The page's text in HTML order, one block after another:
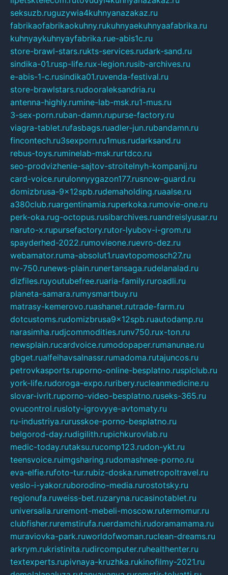
seksuzb.ruguzywia4kuhnyanazakaz.ru
fabrikaofabrikaokuhny.rukuhnyaekuhnyaafabrika.ru
kuhnyaykuhnyayfabrika.rue-abis1c.ru
store-brawl-stars.rukts-services.rudark-sand.ru
sindika-01.rusp-life.rux-legion.rusib-archives.ru
e-abis-1-c.rusindika01.ruvenda-festival.ru
store-brawlstars.rudooraleksandria.ru
antenna-highly.rumine-lab-msk.ru1-mus.ru
3-sex-porn.ruban-damn.rupurse-factory.ru
viagra-tablet.rufasbags.ruadler-jun.rubandamn.ru
fincontech.ru3sexporn.ru1mus.rudarksand.ru
rebus-toys.ruminelab-msk.rurtdco.ru
seo-prodvizhenie-sajtov-stroitelnyh-kompanij.ru
card-voice.rurulonnyygazon177.rusnow-guard.ru
domizbrusa-9x12spb.rudemaholding.ruaalse.ru
a380club.ruargentinamia.ruperkoka.rumovie-one.ru
perk-oka.rug-octopus.rusibarchives.ruandreislyusar.ru
naruto-x.rupursefactory.rutor-lyubov-i-grom.ru
spayderhed-2022.rumovieone.ruevro-dez.ru
webamator.ruma-absolut1.ruavtopomosch27.ru
nv-750.runews-plain.runertansaga.rudelanalad.ru
dizfiles.ruyoutubefree.ruaria-family.ruroadli.ru
planeta-samara.rumysmartbuy.ru
matrasy-kemerovo.ruashanet.rutrade-farm.ru
dotcustoms.rudomizbrusa9x12spb.ruautodamp.ru
narasimha.rudjcommodities.runv750.rux-ton.ru
newsplain.rucardvoice.rumodopaper.rumanunae.ru
gbget.rualfeihavsalnassr.rumadoma.rutajuncos.ru
petrovkasports.ruporno-online-besplatno.rusplclub.ru
york-life.rudoroga-expo.ruribery.rucleanmedicine.ru
slovar-ivrit.ruporno-video-besplatno.ruseks-365.ru
ovucontrol.rusloty-igrovyye-avtomaty.ru
ru-industriya.rurusskoe-porno-besplatno.ru
belgorod-day.rudigilith.rupichkurovlab.ru
medic-today.rutaksu.rucomp123.rudon-ykt.ru
teensvoice.ruimgsharing.rudomashnee-porno.ru
eva-elfie.rufoto-tur.rubiz-doska.rumetropoltravel.ru
veslo-i-yakor.ruborodino-media.rurostotsky.ru
regionufa.ruweiss-bet.ruzaryna.rucasinotablet.ru
universalia.ruremont-mebeli-moscow.rutermomur.ru
clubfisher.ruremstirufa.ruerdamchi.rudoramamama.ru
muraviovka-park.ruworldofwoman.ruclean-dreams.ru
arkrym.rukristinita.rudircomputer.ruhealthenter.ru
textexperts.rupivnaya-kruzhka.rukinofilmy-2021.ru